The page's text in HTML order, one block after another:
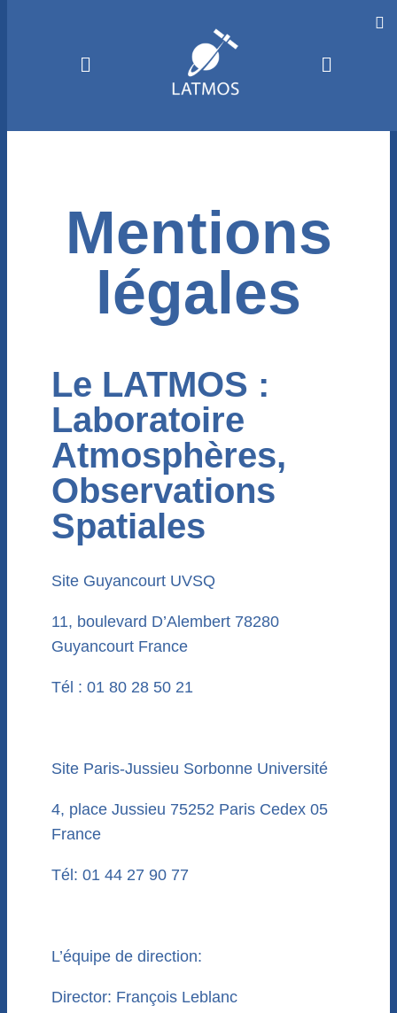
Mentions
légales
Le LATMOS :
Laboratoire
Atmosphères,
Observations
Spatiales
Site Guyancourt UVSQ
11, boulevard D’Alembert 78280
Guyancourt France
Tél : 01 80 28 50 21
Site Paris-Jussieu Sorbonne Université
4, place Jussieu 75252 Paris Cedex 05
France
Tél: 01 44 27 90 77
L’équipe de direction:
Director: François Leblanc